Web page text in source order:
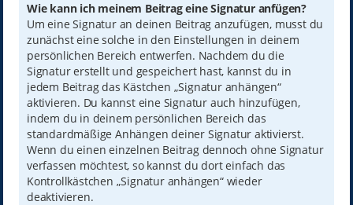
Wie kann ich meinem Beitrag eine Signatur anfügen?
Um eine Signatur an deinen Beitrag anzufügen, musst du
zunächst eine solche in den Einstellungen in deinem
persönlichen Bereich entwerfen. Nachdem du die
Signatur erstellt und gespeichert hast, kannst du in
jedem Beitrag das Kästchen „Signatur anhängen“
aktivieren. Du kannst eine Signatur auch hinzufügen,
indem du in deinem persönlichen Bereich das
standardmäßige Anhängen deiner Signatur aktivierst.
Wenn du einen einzelnen Beitrag dennoch ohne Signatur
verfassen möchtest, so kannst du dort einfach das
Kontrollkästchen „Signatur anhängen“ wieder
deaktivieren.